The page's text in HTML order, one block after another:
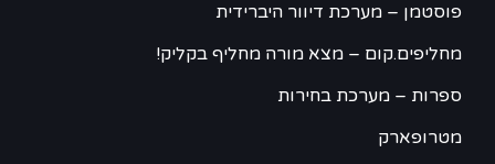
פוסטמן – מערכת דיוור היברידית
מחליפים.קום – מצא מורה מחליף בקליק!
ספרות – מערכת בחירות
מטרופארק